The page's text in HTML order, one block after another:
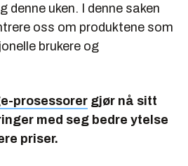
denne uken. I denne saken
oss om produktene som
brukere og
prosessorer gjør nå sitt
med seg bedre ytelse
priser.